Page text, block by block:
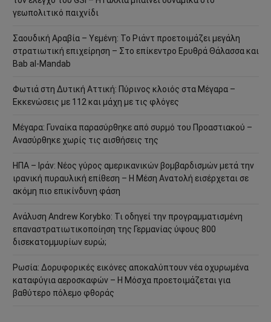
γεωπολιτικό παιχνίδι
Σαουδική Αραβία – Υεμένη: Το Ριάντ προετοιμάζει μεγάλη
στρατιωτική επιχείρηση – Στο επίκεντρο Ερυθρά Θάλασσα και
Bab al-Mandab
Φωτιά στη Δυτική Αττική: Πύρινος κλοιός στα Μέγαρα –
Εκκενώσεις με 112 και μάχη με τις φλόγες
Μέγαρα: Γυναίκα παρασύρθηκε από συρμό του Προαστιακού –
Ανασύρθηκε χωρίς τις αισθήσεις της
ΗΠΑ – Ιράν: Νέος γύρος αμερικανικών βομβαρδισμών μετά την
ιρανική πυραυλική επίθεση – Η Μέση Ανατολή εισέρχεται σε
ακόμη πιο επικίνδυνη φάση
Ανάλυση Andrew Korybko: Τι οδηγεί την προγραμματισμένη
επαναστρατιωτικοποίηση της Γερμανίας ύψους 800
δισεκατομμυρίων ευρώ;
Ρωσία: Δορυφορικές εικόνες αποκαλύπτουν νέα οχυρωμένα
καταφύγια αεροσκαφών – Η Μόσχα προετοιμάζεται για
βαθύτερο πόλεμο φθοράς